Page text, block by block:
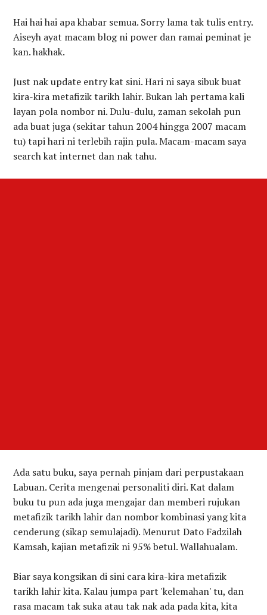
Hai hai hai apa khabar semua. Sorry lama tak tulis entry.
Aiseyh ayat macam blog ni power dan ramai peminat je
kan. hakhak.
Just nak update entry kat sini. Hari ni saya sibuk buat
kira-kira metafizik tarikh lahir. Bukan lah pertama kali
layan pola nombor ni. Dulu-dulu, zaman sekolah pun
ada buat juga (sekitar tahun 2004 hingga 2007 macam
tu) tapi hari ni terlebih rajin pula. Macam-macam saya
search kat internet dan nak tahu.
Ada satu buku, saya pernah pinjam dari perpustakaan
Labuan. Cerita mengenai personaliti diri. Kat dalam
buku tu pun ada juga mengajar dan memberi rujukan
metafizik tarikh lahir dan nombor kombinasi yang kita
cenderung (sikap semulajadi). Menurut Dato Fadzilah
Kamsah, kajian metafizik ni 95% betul. Wallahualam.
Biar saya kongsikan di sini cara kira-kira metafizik
tarikh lahir kita. Kalau jumpa part 'kelemahan' tu, dan
rasa macam tak suka atau tak nak ada pada kita, kita